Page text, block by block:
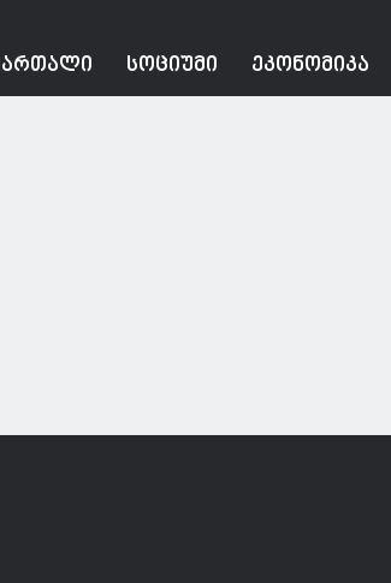
ᲡᲝᲪᲘᲣᲛᲘ ᲔᲙᲝᲜᲝᲛᲘᲙᲐ